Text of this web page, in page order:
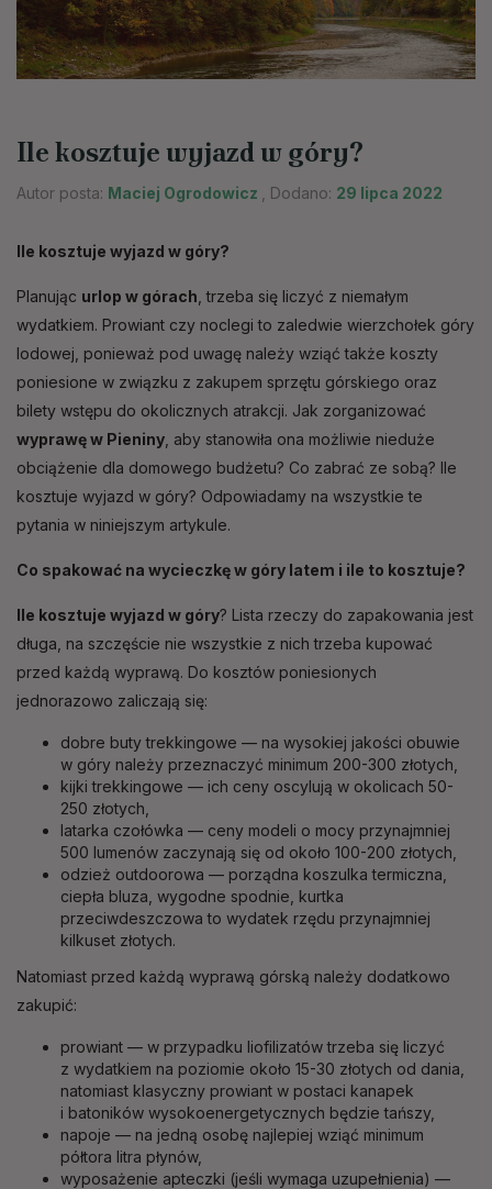
Ile kosztuje wyjazd w góry?
Autor posta: Maciej Ogrodowicz , Dodano: 29 lipca 2022
Ile kosztuje wyjazd w góry?
Planując urlop w górach , trzeba się liczyć z niemałym
wydatkiem. Prowiant czy noclegi to zaledwie wierzchołek góry
lodowej, ponieważ pod uwagę należy wziąć także koszty
poniesione w związku z zakupem sprzętu górskiego oraz
bilety wstępu do okolicznych atrakcji. Jak zorganizować
wyprawę w Pieniny , aby stanowiła ona możliwie nieduże
obciążenie dla domowego budżetu? Co zabrać ze sobą? Ile
kosztuje wyjazd w góry? Odpowiadamy na wszystkie te
pytania w niniejszym artykule.
Co spakować na wycieczkę w góry latem i ile to kosztuje?
Ile kosztuje wyjazd w góry? Lista rzeczy do zapakowania jest
długa, na szczęście nie wszystkie z nich trzeba kupować
przed każdą wyprawą. Do kosztów poniesionych
jednorazowo zaliczają się:
dobre buty trekkingowe — na wysokiej jakości obuwie
w góry należy przeznaczyć minimum 200-300 złotych,
kijki trekkingowe — ich ceny oscylują w okolicach 50-
250 złotych,
latarka czołówka — ceny modeli o mocy przynajmniej
500 lumenów zaczynają się od około 100-200 złotych,
odzież outdoorowa — porządna koszulka termiczna,
ciepła bluza, wygodne spodnie, kurtka
przeciwdeszczowa to wydatek rzędu przynajmniej
kilkuset złotych.
Natomiast przed każdą wyprawą górską należy dodatkowo
zakupić:
prowiant — w przypadku liofilizatów trzeba się liczyć
z wydatkiem na poziomie około 15-30 złotych od dania,
natomiast klasyczny prowiant w postaci kanapek
i batoników wysokoenergetycznych będzie tańszy,
napoje — na jedną osobę najlepiej wziąć minimum
półtora litra płynów,
wyposażenie apteczki (jeśli wymaga uzupełnienia) —